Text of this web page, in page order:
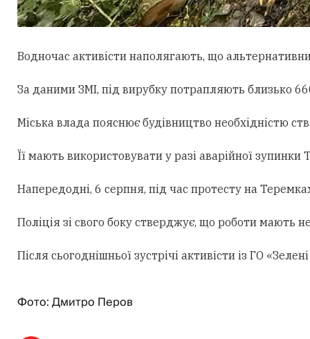
Водночас активісти наполягають, що
За даними ЗМІ, під вирубку потрапляють близько
Міська влада пояснює будівництво необхідністю
Її мають використовувати у разі аварійної
Напередодні, 6 серпня, під час протесту на
Поліція зі свого боку стверджує, що роботи мають
Після сьогоднішньої зустрічі активісти із ГО
Фото: Дмитро Перов